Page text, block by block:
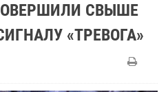
СВЫШЕ
«ТРЕВОГА»